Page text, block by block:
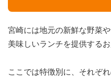
宮崎には地元の新鮮な野菜
美味しいランチを提供する
ここでは特徴別に、それぞ